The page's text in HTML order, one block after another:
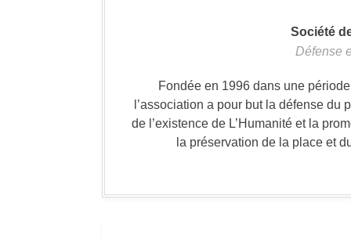
Société
Défense
Fondée en 1996 dans une
l’association a pour but la défense
de l’existence de L’Humanité et la
la préservation de la place et